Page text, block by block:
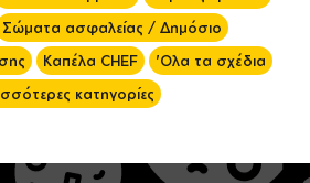
Σώματα ασφαλείας / Δημόσιο
Καπέλα CHEF
'Ολα τα σχέδια
κατηγορίες